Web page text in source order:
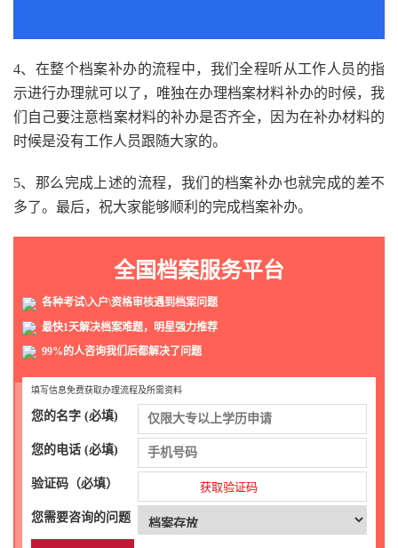
4、在整个档案补办的流程中，我们全程听从工作人员的指
示进行办理就可以了，唯独在办理档案材料补办的时候，我
们自己要注意档案材料的补办是否齐全，因为在补办材料的
时候是没有工作人员跟随大家的。
5、那么完成上述的流程，我们的档案补办也就完成的差不
多了。最后，祝大家能够顺利的完成档案补办。
全国档案服务平台
各种考试\入户\资格审核遇到档案问题
最快1天解决档案难题，明星强力推荐
99%的人咨询我们后都解决了问题
填写信息免费获取办理流程及所需资料
您的名字 (必填)
您的电话 (必填)
验证码（必填） 获取验证码
您需要咨询的问题